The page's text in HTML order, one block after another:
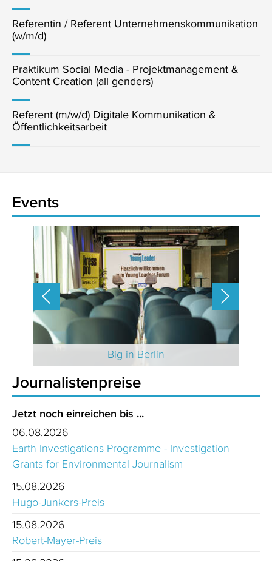
Referentin / Referent Unternehmenskommunikation
(w/m/d)
Praktikum Social Media - Projektmanagement &
Content Creation (all genders)
Referent (m/w/d) Digitale Kommunikation &
Öffentlichkeitsarbeit
Events
Big in Berlin
Journalistenpreise
Jetzt noch einreichen bis ...
06.08.2026
Earth Investigations Programme - Investigation
Grants for Environmental Journalism
15.08.2026
Hugo-Junkers-Preis
15.08.2026
Robert-Mayer-Preis